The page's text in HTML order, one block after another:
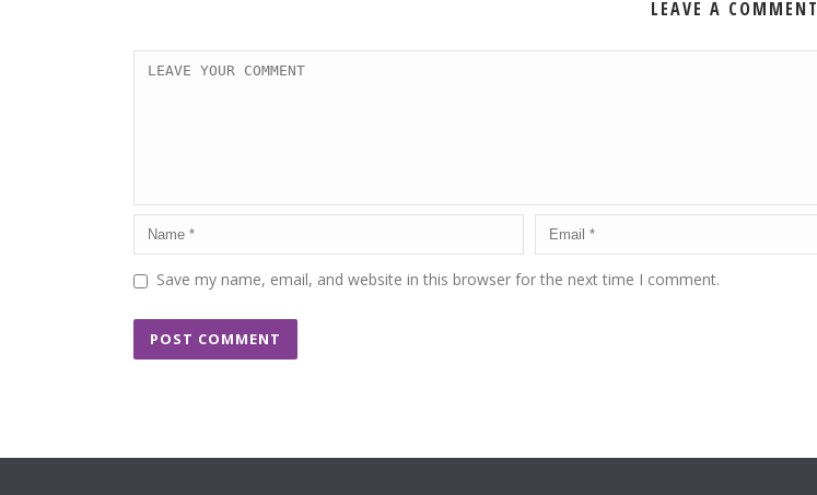
LEAVE A COMMENT
Save my name, email, and website in this browser for the next time I comment.